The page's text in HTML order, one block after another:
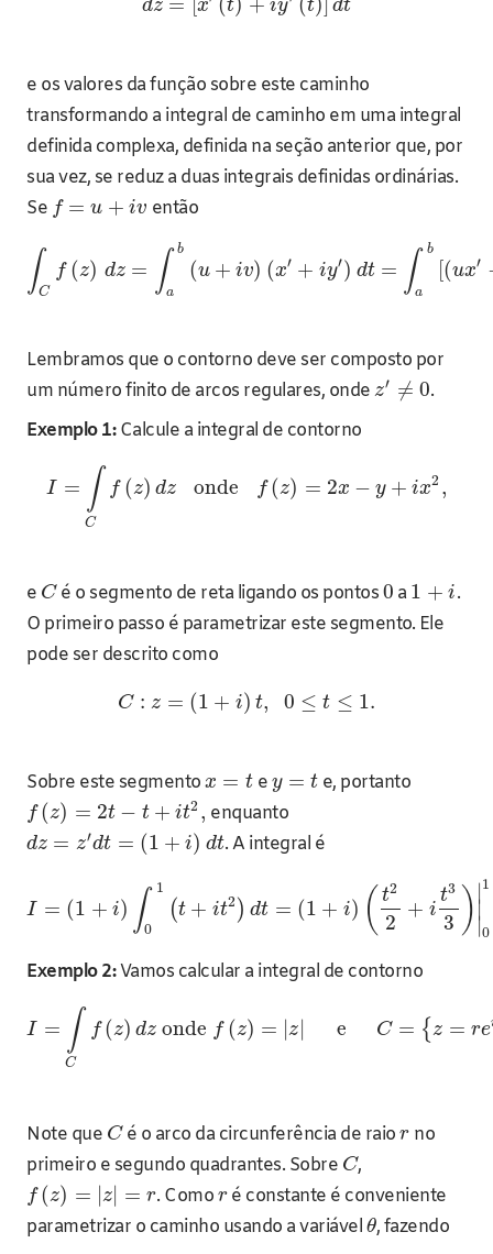
dz x t iy t dt
e os valores da função sobre este caminho
transformando a integral de caminho em uma integral
definida complexa, definida na seção anterior que, por
sua vez, se reduz a duas integrais definidas ordinárias.
Se f = u + iv então
∫C
f (z) dz = ∫ b
a
(u + iv) (x′ + iy′) dt = ∫ b
a
(ux′
Lembramos que o contorno deve ser composto por
um número finito de arcos regulares, onde z′ ≠ 0.
Exemplo 1:Calcule a integral de contorno
I = ∫
C
f (z) dz onde f (z) = 2x − y + ix2 ,
e Cé o segmento de reta ligando os pontos0 a1 + i.
O primeiro passo é parametrizar este segmento. Ele
pode ser descrito como
C : z = (1 + i) t, 0 ≤ t ≤ 1.
Sobre este segmento x = t ey = t e, portanto
f (z) = 2t − t + it2 , enquanto
dz = z′dt = (1 + i) dt. A integral é
I = (1 + i) ∫ 1
0
(t + it2 ) dt = (1 + i) ( t2
2
+ i
t3
3 ) ∣
∣
1
0
Exemplo 2:Vamos calcular a integral de contorno
I = ∫
C
f (z) dz onde f (z) = |z e C = {z = re
Note que Cé o arco da circunferência de raior no
primeiro e segundo quadrantes. Sobre C,
f (z) = |z = r. Como ré constante é conveniente
parametrizar o caminho usando a variável θ, fazendo